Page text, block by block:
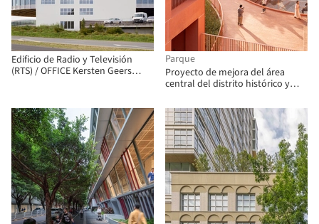
Edificio de Radio y Televisión
(RTS) / OFFICE Kersten Geers
Parque
Proyecto de mejora del área
central del distrito histórico y